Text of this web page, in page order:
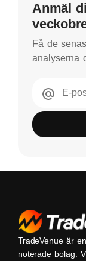
Anmäl
Få de
analyserna
E-
TradeVenue är
noterade bolag.